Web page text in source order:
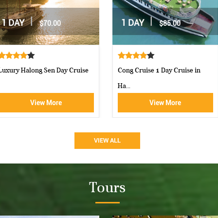
|
Bay
2 DAYS / 1 NIGHT |
$160.00
Aphrodite Cruise-best 5 star c...
2
$160.00
Athena
VIEW ALL
Tours